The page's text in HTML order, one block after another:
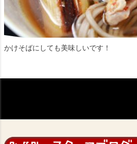
かけそばにしても美味しいです！